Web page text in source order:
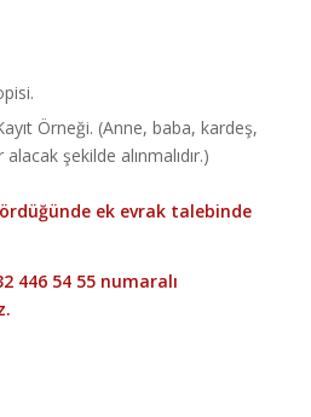
Örneği. (Anne, baba, kardeş,
şekilde alınmalıdır.)
ek evrak talebinde
446 54 55numaralı